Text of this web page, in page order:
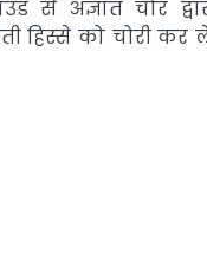
से अज्ञात चोर
हिस्से को चोरी